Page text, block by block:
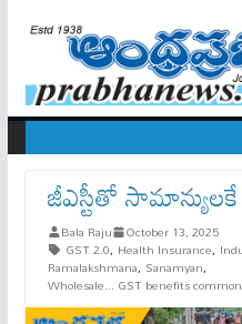
జీఎస్టీతో
Bala Raju October 13, 2025
GST 2.0, Health Insurance,
Ramalakshmana, Sanamyan,
Wholesale... GST benefits